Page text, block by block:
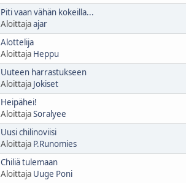
Piti vaan vähän kokeilla...
Aloittajaajar
Alottelija
Aloittaja Heppu
Uuteen harrastukseen
Aloittaja Jokiset
Heipähei!
AloittajaSoralyee
Uusi chilinoviisi
Aloittaja P.Runomies
Chiliä tulemaan
Aloittaja Uuge Poni